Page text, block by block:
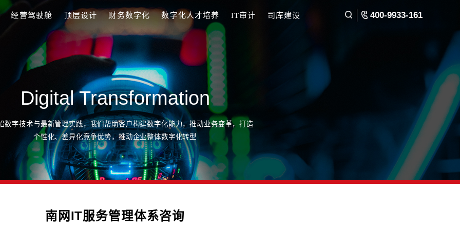
/AI转型 经营驾驶舱 顶层设计 财务数字化 数字化人才培养 IT审计 司库建设
Digital Transformation
融合前沿数字技术与最新管理实践，我们帮助客户构建数字化能力，推动业务变革，打造
个性化、差异化竞争优势，推动企业整体数字化转型